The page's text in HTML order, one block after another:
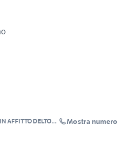
AFFITTO DELTOM
Mostra numero